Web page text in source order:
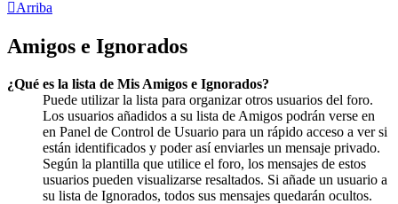
Arriba
Amigos e Ignorados
¿Qué es la lista de Mis Amigos e Ignorados?
Puede utilizar la lista para organizar otros usuarios del foro.
Los usuarios añadidos a su lista de Amigos podrán verse en
en Panel de Control de Usuario para un rápido acceso a ver si
están identificados y poder así enviarles un mensaje privado.
Según la plantilla que utilice el foro, los mensajes de estos
usuarios pueden visualizarse resaltados. Si añade un usuario a
su lista de Ignorados, todos sus mensajes quedarán ocultos.